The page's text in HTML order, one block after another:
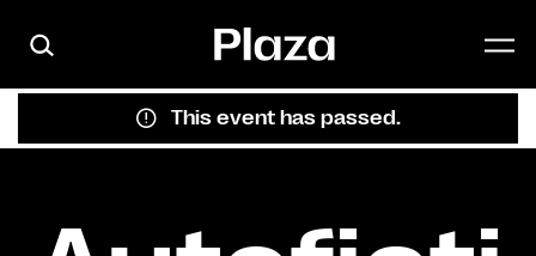
This event has passed.